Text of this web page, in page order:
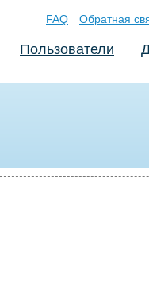
FAQ Обратная
Пользователи